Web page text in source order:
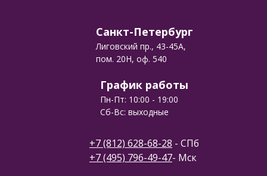
Санкт-Петербург
Лиговский пр., 43-45А,
пом. 20Н, оф. 540
График работы
Пн-Пт: 10:00 - 19:00
Сб-Вс: выходные
+7 (812) 628-68-28 - СПб
+7 (495) 796-49-47- Мск